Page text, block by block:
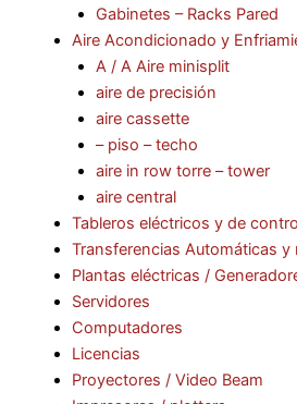
Gabinetes – Racks Pared
Aire Acondicionado y
A / A Aire minisplit
aire de precisión
aire cassette
– piso – techo
aire in row torre – tower
aire central
Tableros eléctricos y de
Transferencias Automáticas y
Plantas eléctricas /
Servidores
Computadores
Licencias
Proyectores / Video Beam